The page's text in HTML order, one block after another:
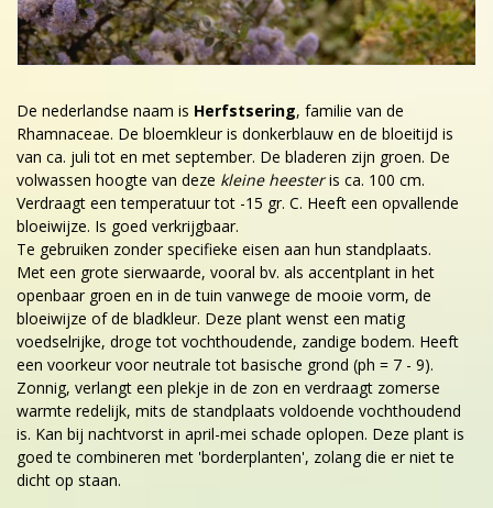
De nederlandse naam is Herfstsering, familie van de
Rhamnaceae. De bloemkleur is donkerblauw en de bloeitijd is
van ca. juli tot en met september. De bladeren zijn groen. De
volwassen hoogte van deze kleine heesteris ca. 100 cm.
Verdraagt een temperatuur tot -15 gr. C. Heeft een opvallende
bloeiwijze. Is goed verkrijgbaar.
Te gebruiken zonder specifieke eisen aan hun standplaats.
Met een grote sierwaarde, vooral bv. als accentplant in het
openbaar groen en in de tuin vanwege de mooie vorm, de
bloeiwijze of de bladkleur. Deze plant wenst een matig
voedselrijke, droge tot vochthoudende, zandige bodem. Heeft
een voorkeur voor neutrale tot basische grond (ph = 7 - 9).
Zonnig, verlangt een plekje in de zon en verdraagt zomerse
warmte redelijk, mits de standplaats voldoende vochthoudend
is. Kan bij nachtvorst in april-mei schade oplopen. Deze plant is
goed te combineren met 'borderplanten', zolang die er niet te
dicht op staan.